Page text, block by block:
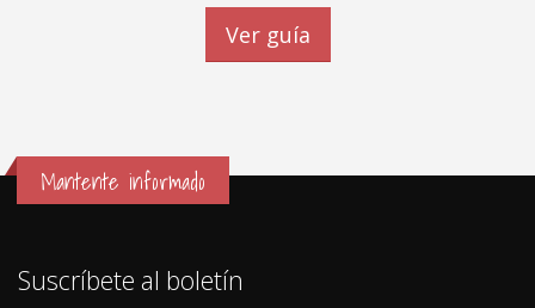
Ver guía
Mantente informado
Suscríbete al boletín